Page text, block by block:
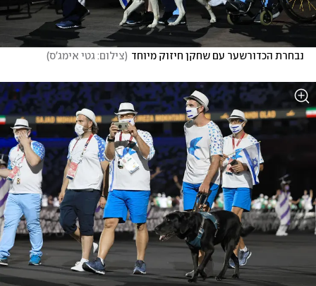
נבחרת הכדורשער עם שחקן חיזוק מיוחד (צילום: גטי אימג'ס)